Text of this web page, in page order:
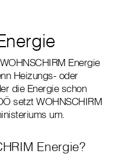
Energie
Heizungs- oder
die Energie schon
setzt WOHNSCHIRM
um.
Energie?